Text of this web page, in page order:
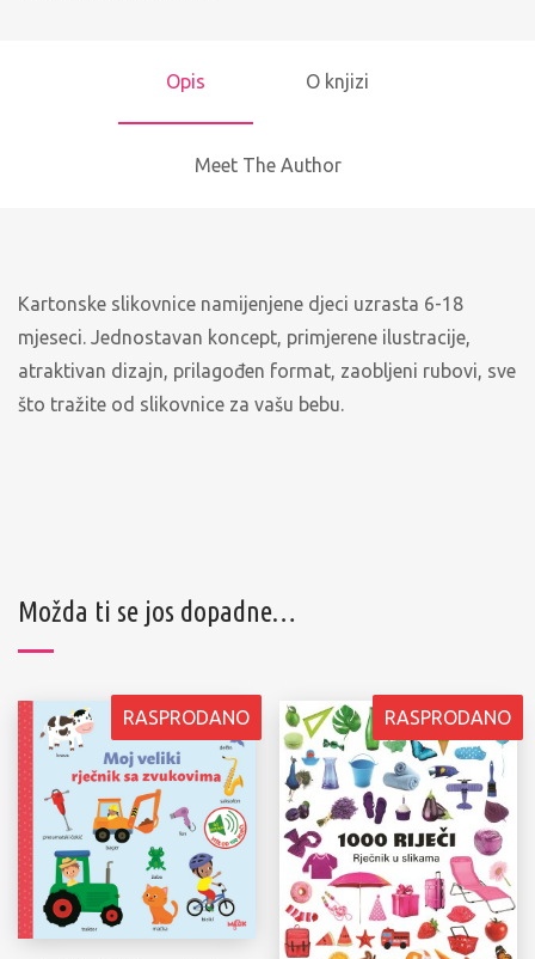
Opis O knjizi
Meet The Author
Kartonske slikovnice namijenjene djeci uzrasta 6-18
mjeseci. Jednostavan koncept, primjerene ilustracije,
atraktivan dizajn, prilagođen format, zaobljeni rubovi, sve
što tražite od slikovnice za vašu bebu.
Možda ti se jos dopadne…
RASPRODANO RASPRODANO